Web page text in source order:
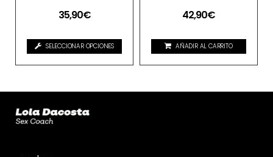
35,90€
SELECCIONAR OPCIONES
42,90€
AÑADIR AL CARRITO